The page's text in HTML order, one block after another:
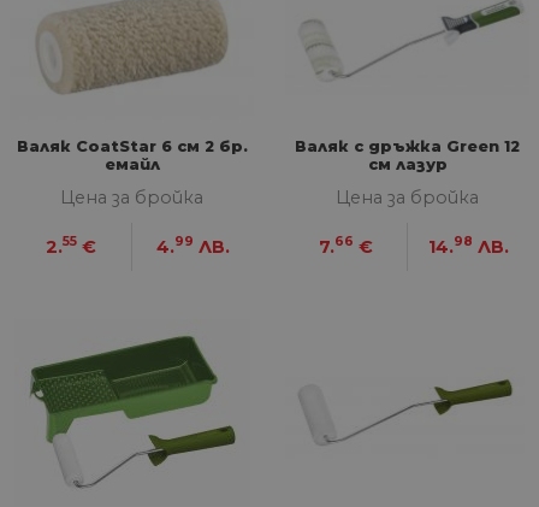
Валяк CoatStar 6 см 2 бр.
емайл
Цена за бройка
2.55 € 4.99 ЛВ.
Валяк с дръжка Green 12
см лазур
Цена за бройка
7.66 € 14.98 ЛВ.